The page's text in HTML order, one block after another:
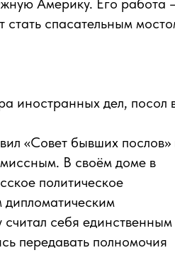
спасательным
иностранных дел, посол
«Совет бывших послов»
В своём доме в
политическое
дипломатическим
считал себя единственным
передавать полномочия